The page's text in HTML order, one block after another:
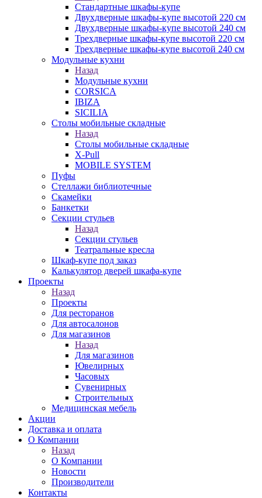
Стандартные шкафы-купе
Двухдверные шкафы-купе высотой 220 см
Двухдверные шкафы-купе высотой 240 см
Трехдверные шкафы-купе высотой 220 см
Трехдверные шкафы-купе высотой 240 см
Модульные кухни
Назад
Модульные кухни
CORSICA
IBIZA
SICILIA
Столы мобильные складные
Назад
Столы мобильные складные
X-Pull
MOBILE SYSTEM
Пуфы
Стеллажи библиотечные
Скамейки
Банкетки
Секции стульев
Назад
Секции стульев
Театральные кресла
Шкаф-купе под заказ
Калькулятор дверей шкафа-купе
Проекты
Назад
Проекты
Для ресторанов
Для автосалонов
Для магазинов
Назад
Для магазинов
Ювелирных
Часовых
Сувенирных
Строительных
Медицинская мебель
Акции
Доставка и оплата
О Компании
Назад
О Компании
Новости
Производители
Контакты